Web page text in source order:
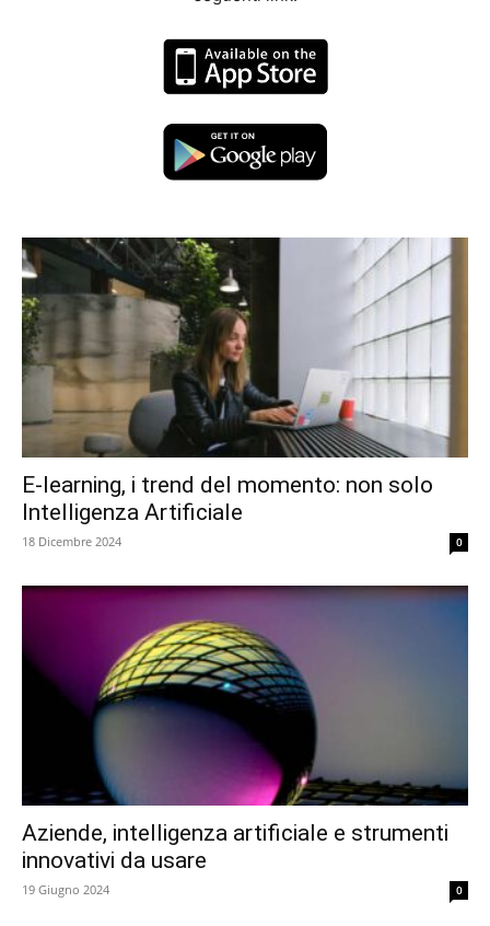
E-learning, i trend del momento: non solo
Intelligenza Artificiale
18 Dicembre 2024 0
Aziende, intelligenza artificiale e strumenti
innovativi da usare
19 Giugno 2024 0